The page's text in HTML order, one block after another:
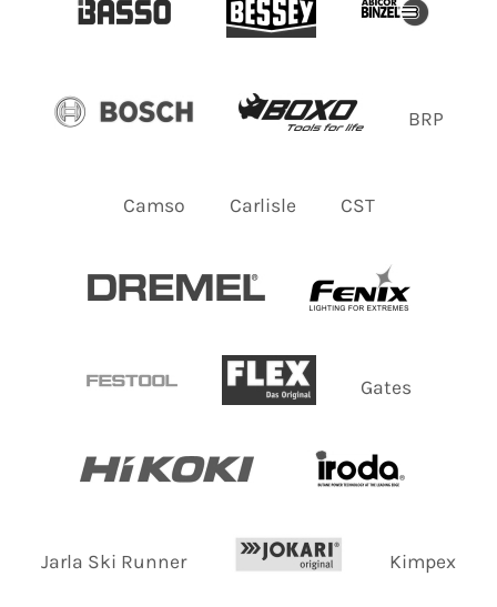
BRP
Camso Carlisle CST
Gates
Jarla Ski Runner Kimpex